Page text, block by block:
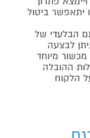
יתאפשר ביטול
הבלעדי של
לבצעה
מיוחד
ההובלה
הלקוח